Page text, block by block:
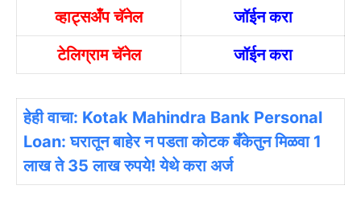
व्हाट्सअँप चॅनेल
जॉईन करा
टेलिग्राम चॅनेल
जॉईन करा
हेही वाचा: Kotak Mahindra Bank Personal
Loan: घरातून बाहेर न पडता कोटक बँकेतुन मिळवा 1
लाख ते 35 लाख रुपये! येथे करा अर्ज